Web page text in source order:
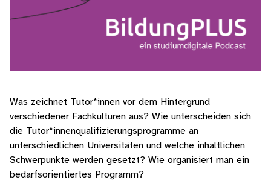
Was zeichnet Tutor*innen vor dem Hintergrund
verschiedener Fachkulturen aus? Wie unterscheiden sich
die Tutor*innenqualifizierungsprogramme an
unterschiedlichen Universitäten und welche inhaltlichen
Schwerpunkte werden gesetzt? Wie organisiert man ein
bedarfsorientiertes Programm?